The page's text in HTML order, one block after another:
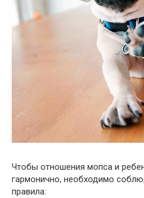
Чтобы отношения мопса и
гармонично, необходимо
правила: